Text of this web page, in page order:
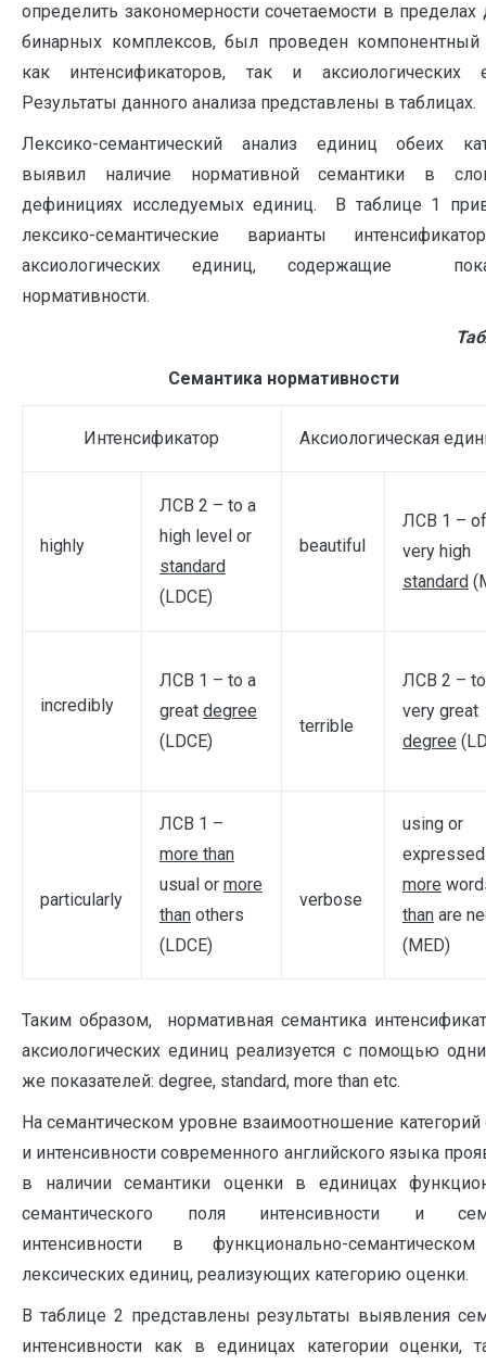
определить закономерности сочетаемости в пределах
бинарных комплексов, был проведен компонентный
как интенсификаторов, так и аксиологических
Результаты данного анализа представлены в таблицах.
Лексико-семантический анализ единиц обеих
выявил наличие нормативной семантики в
дефинициях исследуемых единиц. В таблице 1
лексико-семантические варианты
аксиологических единиц, содержащие
нормативности.
Семантика нормативности
Интенсификатор Аксиологическая
highly
ЛСВ 2 – to a
high level or
standard
(LDCE)
beautiful
ЛСВ 1 –
very high
standard
incredibly
ЛСВ 1 – to a
great degree
(LDCE)
terrible
ЛСВ 2 –
very great
degree
particularly
ЛСВ 1 –
more than
usual or more
than others
(LDCE)
verbose
using or
more
than are
(MED)
Таким образом, нормативная семантика
аксиологических единиц реализуется с помощью
же показателей: degree, standard, more than etc.
На семантическом уровне взаимоотношение категорий
и интенсивности современного английского языка
в наличии семантики оценки в единицах
семантического поля интенсивности и
интенсивности в функционально-
лексических единиц, реализующих категорию оценки.
В таблице 2 представлены результаты выявления
интенсивности как в единицах категории оценки,